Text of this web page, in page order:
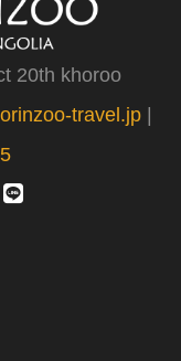
20th khoroo
travel.jp|